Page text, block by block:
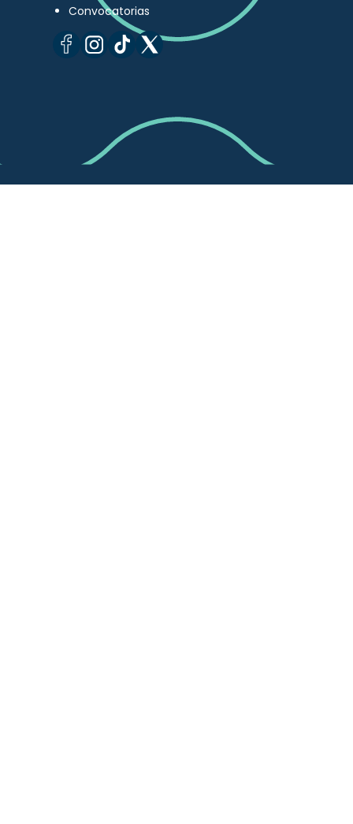
Convocatorias